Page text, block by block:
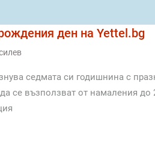
ден на Yettel.bg
седмата си годишнина с
се възползват от намаления